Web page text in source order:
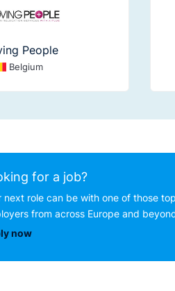
People
Belgium
for a job?
next role can be with one of those
from across Europe and
now